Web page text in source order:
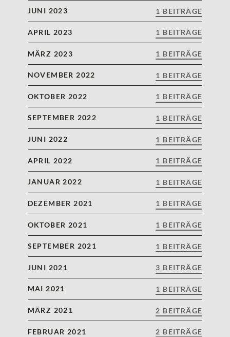
JUNI 2023 1 BEITRÄGE
APRIL 2023 1 BEITRÄGE
MÄRZ 2023 1 BEITRÄGE
NOVEMBER 2022 1 BEITRÄGE
OKTOBER 2022 1 BEITRÄGE
SEPTEMBER 2022 1 BEITRÄGE
JUNI 2022 1 BEITRÄGE
APRIL 2022 1 BEITRÄGE
JANUAR 2022 1 BEITRÄGE
DEZEMBER 2021 1 BEITRÄGE
OKTOBER 2021 1 BEITRÄGE
SEPTEMBER 2021 1 BEITRÄGE
JUNI 2021 3 BEITRÄGE
MAI 2021 1 BEITRÄGE
MÄRZ 2021 2 BEITRÄGE
FEBRUAR 2021 2 BEITRÄGE